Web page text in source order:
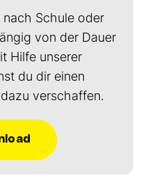
nach Schule oder
von der Dauer
Hilfe unserer
du dir einen
verschaffen.